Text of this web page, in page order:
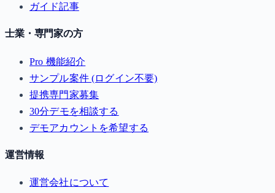
ガイド記事
士業・専門家の方
Pro 機能紹介
サンプル案件 (ログイン不要)
提携専門家募集
30分デモを相談する
デモアカウントを希望する
運営情報
運営会社について